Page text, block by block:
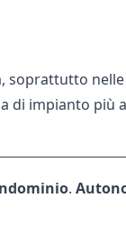
soprattutto nelle
di impianto più
.